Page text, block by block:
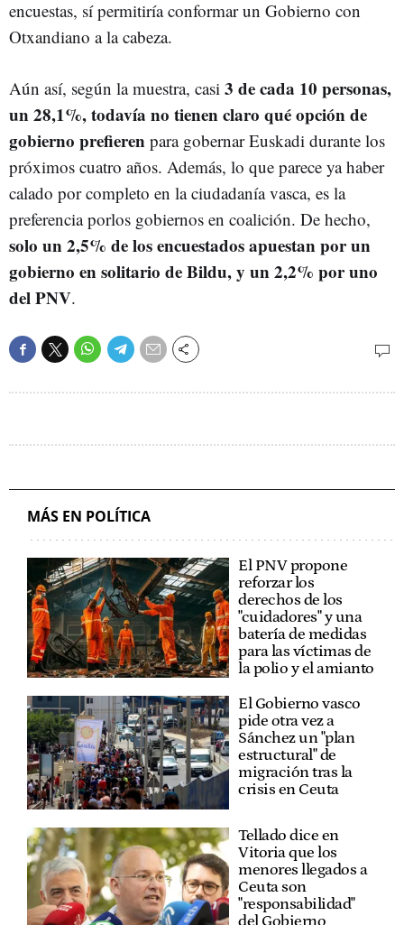
encuestas, sí permitiría conformar un Gobierno con
Otxandiano a la cabeza.
Aún así, según la muestra, casi 3 de cada 10 personas,
un 28,1%, todavía no tienen claro qué opción de
gobierno prefieren para gobernar Euskadi durante los
próximos cuatro años. Además, lo que parece ya haber
calado por completo en la ciudadanía vasca, es la
preferencia porlos gobiernos en coalición. De hecho,
solo un 2,5% de los encuestados apuestan por un
gobierno en solitario de Bildu, y un 2,2% por uno
del PNV.
MÁS EN POLÍTICA
El PNV propone
reforzar los
derechos de los
"cuidadores" y una
batería de medidas
para las víctimas de
la polio y el amianto
El Gobierno vasco
pide otra vez a
Sánchez un "plan
estructural" de
migración tras la
crisis en Ceuta
Tellado dice en
Vitoria que los
menores llegados a
Ceuta son
"responsabilidad"